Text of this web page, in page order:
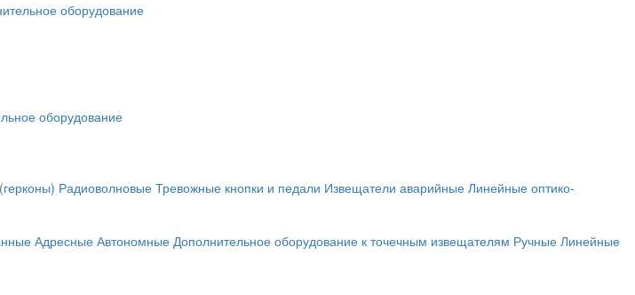
оборудование
оборудование
Радиоволновые Тревожные кнопки и педали Извещатели аварийные Линейные оптико-
Адресные Автономные Дополнительное оборудование к точечным извещателям Ручные Линейные